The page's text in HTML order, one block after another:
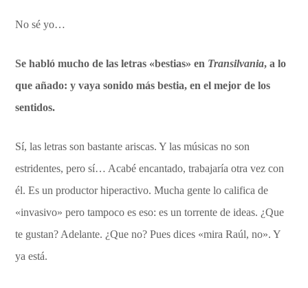
No sé yo…
Se habló mucho de las letras «bestias» en Transilvania, a lo
que añado: y vaya sonido más bestia, en el mejor de los
sentidos.
Sí, las letras son bastante ariscas. Y las músicas no son
estridentes, pero sí… Acabé encantado, trabajaría otra vez con
él. Es un productor hiperactivo. Mucha gente lo califica de
«invasivo» pero tampoco es eso: es un torrente de ideas. ¿Que
te gustan? Adelante. ¿Que no? Pues dices «mira Raúl, no». Y
ya está.